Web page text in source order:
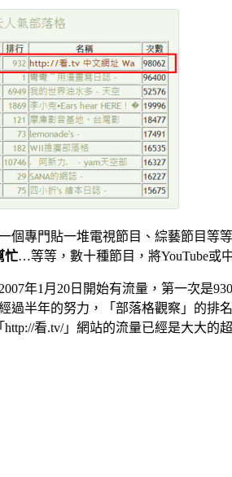
個專門貼一堆電視節目、綜藝節目等
忙…等等，數十種節目，將YouTube或
年1月20日開始有流量，第一次是
過半年的努力，「部落格觀察」的
看.tv/」網站的流量已經是大大的